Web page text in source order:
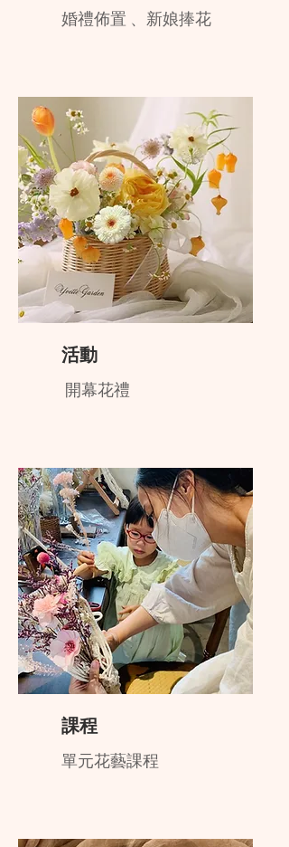
婚禮佈置 、新娘捧花
活動
開幕花禮
課程
單元花藝課程